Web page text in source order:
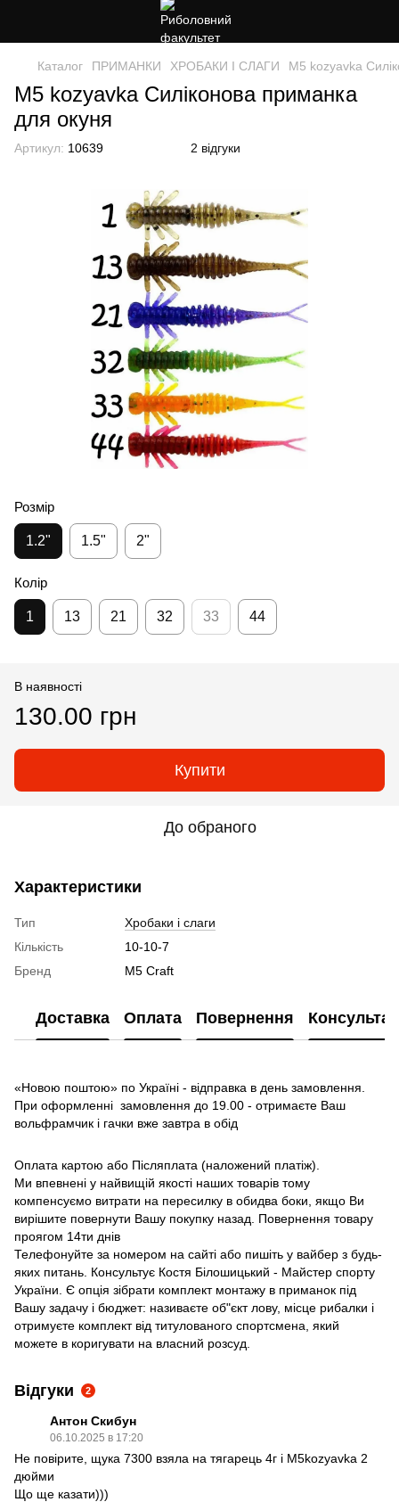
Каталог ПРИМАНКИ ХРОБАКИ І СЛАГИ M5 kozyavka
M5 kozyavka Силіконова приманка
для окуня
Артикул: 10639 2 відгуки
Розмір
1.2" 1.5" 2"
Колір
1 13 21 32 33 44
В наявності
130.00 грн
Купити
До обраного
Характеристики
Тип
Хробаки і слаги
Кількість
10-10-7
Бренд
M5 Craft
Доставка Оплата Повернення
«Новою поштою» по Україні - відправка в день замовлення.
При оформленні замовлення до 19.00 - отримаєте Ваш
вольфрамчик і гачки вже завтра в обід
Оплата картою або Післяплата (наложений платіж).
Ми впевнені у найвищій якості наших товарів тому
компенсуємо витрати на пересилку в обидва боки, якщо Ви
вирішите повернути Вашу покупку назад. Повернення товару
проягом 14ти днів
Телефонуйте за номером на сайті або пишіть у вайбер з будь-
яких питань. Консультує Костя Білошицький - Майстер спорту
України. Є опція зібрати комплект монтажу в приманок під
Вашу задачу і бюджет: називаєте об"єкт лову, місце рибалки і
отримуєте комплект від титулованого спортсмена, який
можете в коригувати на власний розсуд.
Відгуки 2
Антон Скибун
06.10.2025 в 17:20
Не повірите, щука 7300 взяла на тягарець 4г і М5kozyavka 2
дюйми
Що ще казати)))